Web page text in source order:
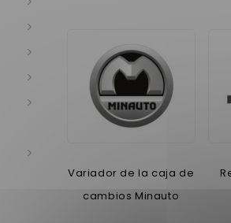
Variador de la caja de
cambios Minauto